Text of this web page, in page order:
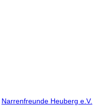
Narrenfreunde Heuberg e.V.